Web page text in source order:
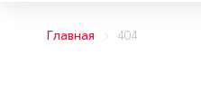
Главная 404